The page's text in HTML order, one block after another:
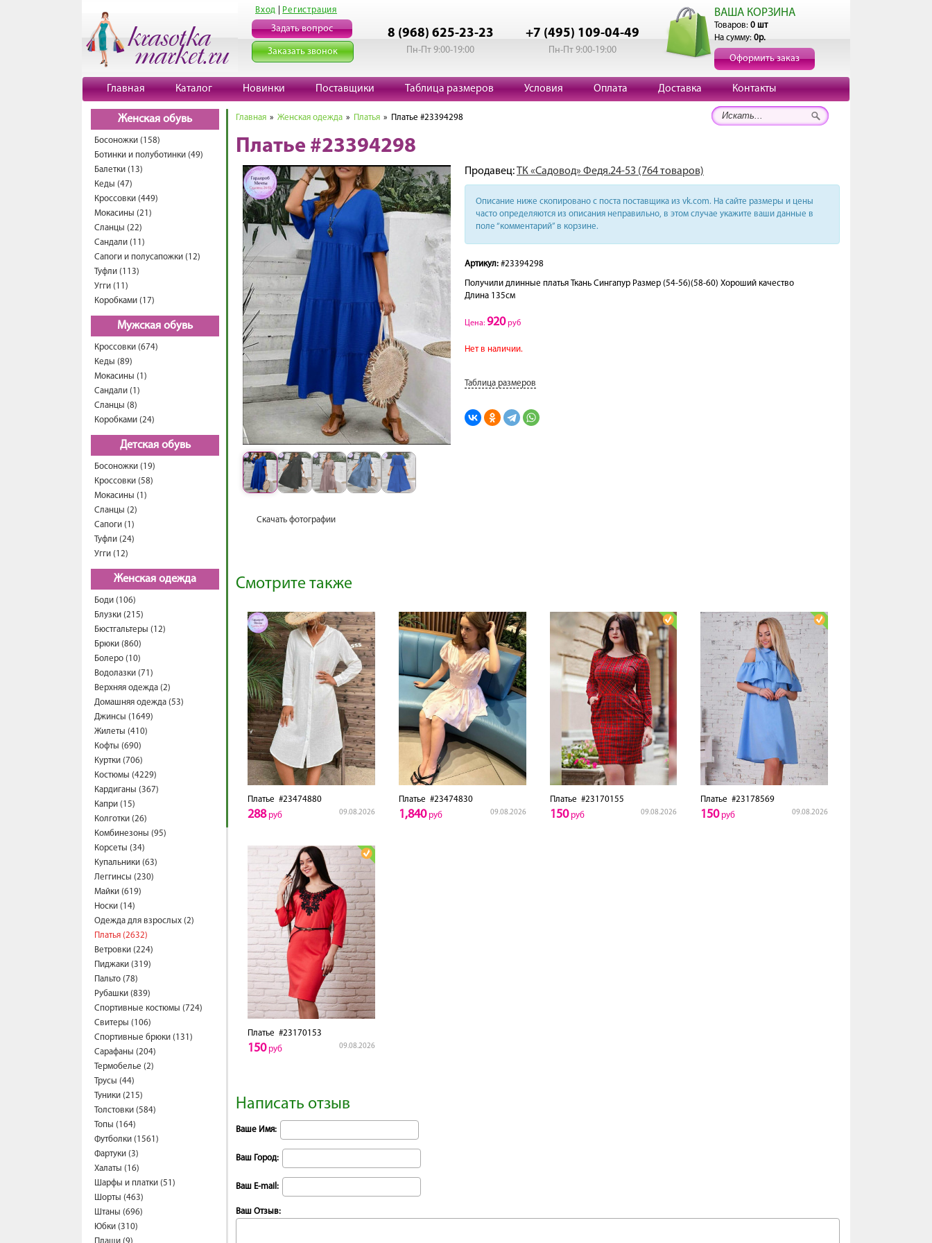
Вход Регистрация
Задать вопрос
Заказать звонок
8 (968) 625-23-23
Пн-Пт 9:00-19:00
+7 (495) 109-04-49
Пн-Пт 9:00-19:00
ВАША КОРЗИНА
Товаров: 0 шт
На сумму: 0р.
Оформить заказ
Главная Каталог Новинки Поставщики Таблица размеров Условия Оплата Доставка Контакты
Женская обувь
Босоножки (158)
Ботинки и полуботинки (49)
Балетки (13)
Кеды (47)
Кроссовки (449)
Мокасины (21)
Сланцы (22)
Сандали (11)
Сапоги и полусапожки (12)
Туфли (113)
Угги (11)
Коробками (17)
Мужская обувь
Кроссовки (674)
Кеды (89)
Мокасины (1)
Сандали (1)
Сланцы (8)
Коробками (24)
Детская обувь
Босоножки (19)
Кроссовки (58)
Мокасины (1)
Сланцы (2)
Сапоги (1)
Туфли (24)
Угги (12)
Женская одежда
Боди (106)
Блузки (215)
Бюстгальтеры (12)
Брюки (860)
Болеро (10)
Водолазки (71)
Верхняя одежда (2)
Домашняя одежда (53)
Джинсы (1649)
Жилеты (410)
Кофты (690)
Куртки (706)
Костюмы (4229)
Кардиганы (367)
Капри (15)
Колготки (26)
Комбинезоны (95)
Корсеты (34)
Купальники (63)
Леггинсы (230)
Майки (619)
Носки (14)
Одежда для взрослых (2)
Платья (2632)
Ветровки (224)
Пиджаки (319)
Пальто (78)
Рубашки (839)
Спортивные костюмы (724)
Свитеры (106)
Спортивные брюки (131)
Сарафаны (204)
Термобелье (2)
Трусы (44)
Туники (215)
Толстовки (584)
Топы (164)
Футболки (1561)
Фартуки (3)
Халаты (16)
Шарфы и платки (51)
Шорты (463)
Штаны (696)
Юбки (310)
Главная » Женская одежда » Платья » Платье #23394298
Платье #23394298
Скачать фотографии
Продавец:ТК «Садовод» Федя.24-53 (764 товаров)
Описание ниже скопировано с поста поставщика из vk.com. На сайте размеры и цены
часто определяются из описания неправильно, в этом случае укажите ваши данные в
поле “комментарий” в корзине.
Артикул: #23394298
Получили длинные платья Ткань Сингапур Размер (54-56)(58-60) Хороший качество
Длина 135см
Цена: 920руб
Нет в наличии.
Таблица размеров
Смотрите также
Платье #23474880
09.08.2026
288руб
Платье #23474830
09.08.2026
1,840руб
Платье #23170155
09.08.2026
150руб
Платье #23178569
09.08.2026
150руб
Платье #23170153
09.08.2026
150руб
Написать отзыв
Ваше Имя:
Ваш Город:
Ваш E-mail:
Ваш Отзыв: